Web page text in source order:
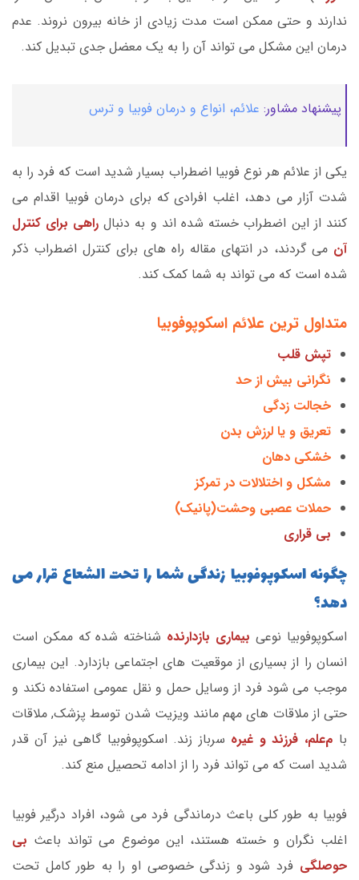
ندارند و حتی ممکن است مدت زیادی از خانه بیرون نروند. عدم
درمان این مشکل می تواند آن را به یک معضل جدی تبدیل کند.
پیشنهاد مشاور: علائم، انواع و درمان فوبیا و ترس
یکی از علائم هر نوع فوبیا اضطراب بسیار شدید است که فرد را به
شدت آزار می دهد، اغلب افرادی که برای درمان فوبیا اقدام می
کنند از این اضطراب خسته شده اند و به دنبال راهی برای کنترل
آن می گردند، در انتهای مقاله راه های برای کنترل اضطراب ذکر
شده است که می تواند به شما کمک کند.
متداول ترین علائم اسکوپوفوبیا
تپش قلب
نگرانی بیش از حد
خجالت زدگی
تعریق و یا لرزش بدن
خشکی دهان
مشکل و اختلالات در تمرکز
حملات عصبی وحشت(پانیک)
بی قراری
چگونه اسکوپوفوبیا زندگی شما را تحت الشعاع قرار می
دهد؟
اسکوپوفوبیا نوعی بیماری بازدارنده شناخته شده که ممکن است
انسان را از بسیاری از موقعیت های اجتماعی بازدارد. این بیماری
موجب می شود فرد از وسایل حمل و نقل عمومی استفاده نکند و
حتی از ملاقات های مهم مانند ویزیت شدن توسط پزشک, ملاقات
با معلم، فرزند و غیره سرباز زند. اسکوپوفوبیا گاهی نیز آن قدر
شدید است که می تواند فرد را از ادامه تحصیل منع کند.
فوبیا به طور کلی باعث درماندگی فرد می شود، افراد درگیر فوبیا
اغلب نگران و خسته هستند، این موضوع می تواند باعث بی
حوصلگی فرد شود و زندگی خصوصی او را به طور کامل تحت